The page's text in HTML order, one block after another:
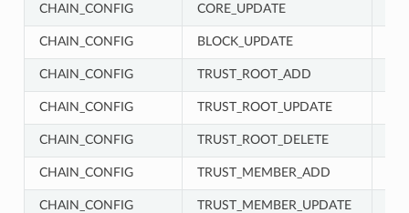
CHAIN_CONFIG CORE_UPDATE
CHAIN_CONFIG BLOCK_UPDATE
CHAIN_CONFIG TRUST_ROOT_ADD
CHAIN_CONFIG TRUST_ROOT_UPDATE
CHAIN_CONFIG TRUST_ROOT_DELETE
CHAIN_CONFIG TRUST_MEMBER_ADD
CHAIN_CONFIG TRUST_MEMBER_UPDATE